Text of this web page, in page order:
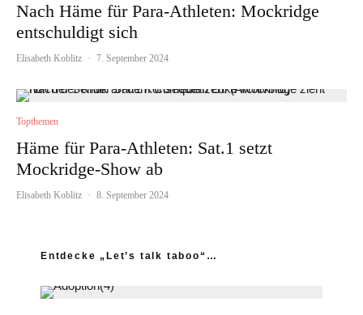
Nach Häme für Para-Athleten: Mockridge
entschuldigt sich
Elisabeth Koblitz · 7. September 2024
Topthemen
Häme für Para-Athleten: Sat.1 setzt
Mockridge-Show ab
Elisabeth Koblitz · 8. September 2024
Entdecke „Let’s talk taboo“…